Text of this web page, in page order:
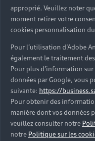
de la réparation de
approprié. Veuillez noter
moment retirer votre
cookies personnalisation
Pour l’utilisation d’Adobe
également le traitement des
Pour plus d’information
données par Google, vous
suivante: https://
Pour obtenir des
manière dont vos données
veuillez consulter notre
notre Politique sur les